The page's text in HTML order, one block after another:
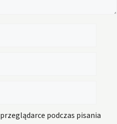
podczas pisania